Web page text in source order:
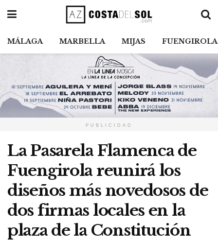
MÁLAGA MARBELLA MIJAS FUENGIROLA
PUBLICIDAD
La Pasarela Flamenca de
Fuengirola reunirá los
diseños más novedosos de
dos firmas locales en la
plaza de la Constitución